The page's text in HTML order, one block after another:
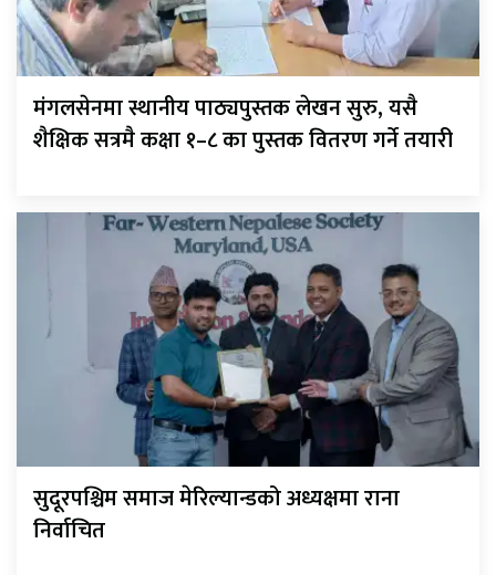
मंगलसेनमा स्थानीय पाठ्यपुस्तक लेखन सुरु, यसै
शैक्षिक सत्रमै कक्षा १–८ का पुस्तक वितरण गर्ने तयारी
सुदूरपश्चिम समाज मेरिल्यान्डको अध्यक्षमा राना
निर्वाचित